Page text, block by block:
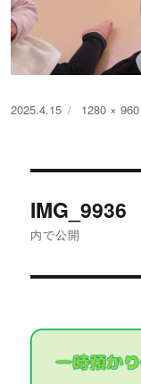
投
2025.4.15
フ
1280 × 960
稿
ゲ
IMG_9936
内で公開